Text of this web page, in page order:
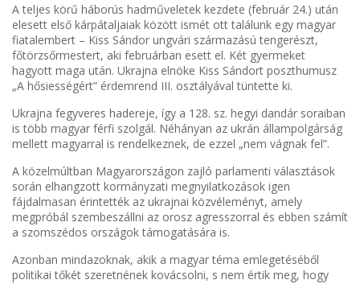
A teljes körű háborús hadműveletek kezdete (február 24.) után
elesett első kárpátaljaiak között ismét ott találunk egy magyar
fiatalembert – Kiss Sándor ungvári származású tengerészt,
főtörzsőrmestert, aki februárban esett el. Két gyermeket
hagyott maga után. Ukrajna elnöke Kiss Sándort poszthumusz
„A hősiességért” érdemrend III. osztályával tüntette ki.
Ukrajna fegyveres hadereje, így a 128. sz. hegyi dandár soraiban
is több magyar férfi szolgál. Néhányan az ukrán állampolgárság
mellett magyarral is rendelkeznek, de ezzel „nem vágnak fel”.
A közelmúltban Magyarországon zajló parlamenti választások
során elhangzott kormányzati megnyilatkozások igen
fájdalmasan érintették az ukrajnai közvéleményt, amely
megpróbál szembeszállni az orosz agresszorral és ebben számít
a szomszédos országok támogatására is.
Azonban mindazoknak, akik a magyar téma emlegetéséből
politikai tőkét szeretnének kovácsolni, s nem értik meg, hogy